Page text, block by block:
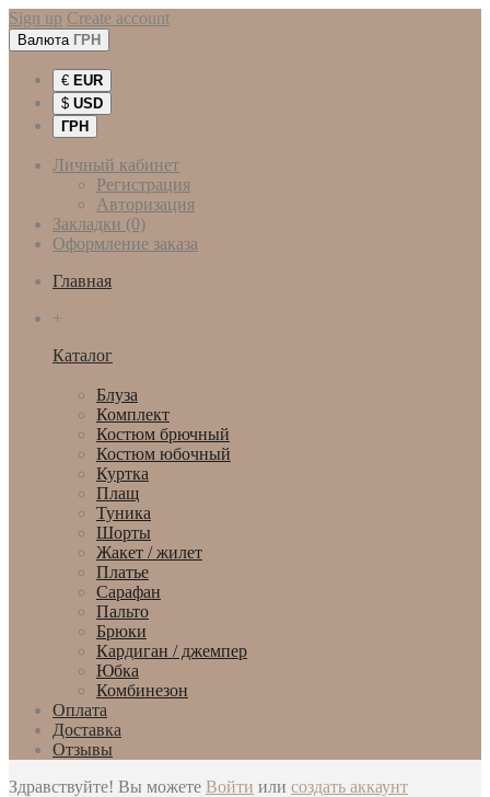
Sign up Create account
Валюта ГРН
€ EUR
$ USD
ГРН
Личный кабинет
Регистрация
Авторизация
Закладки (0)
Оформление заказа
Главная
+
Каталог
Блуза
Комплект
Костюм брючный
Костюм юбочный
Куртка
Плащ
Туника
Шорты
Жакет / жилет
Платье
Сарафан
Пальто
Брюки
Кардиган / джемпер
Юбка
Комбинезон
Оплата
Доставка
Отзывы
Здравствуйте! Вы можете Войти или создать аккаунт